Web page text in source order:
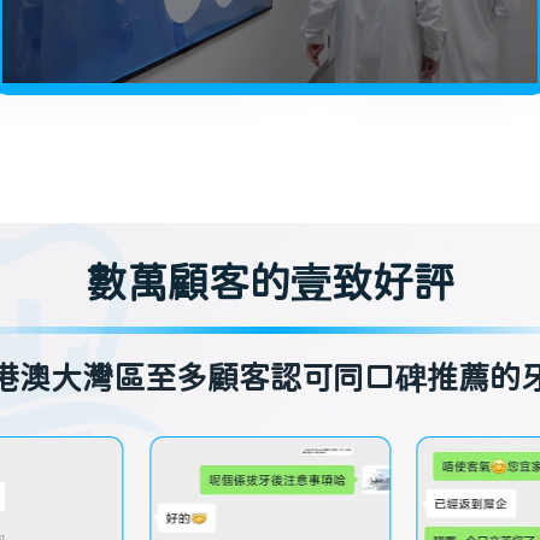
數萬顧客的壹致好評
澳大灣區至多顧客認可同口碑推薦的